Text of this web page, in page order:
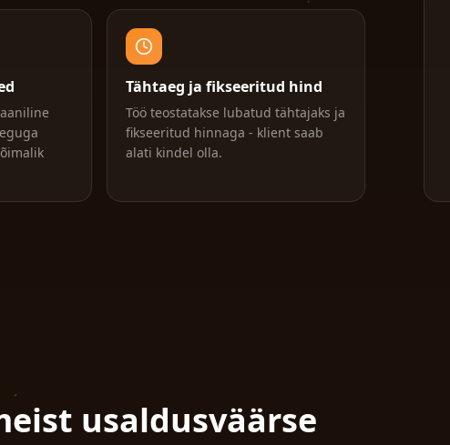
Tähtaeg ja fikseeritud hind
Töö teostatakse lubatud tähtajaks ja
fikseeritud hinnaga - klient saab
alati kindel olla.
usaldusväärse